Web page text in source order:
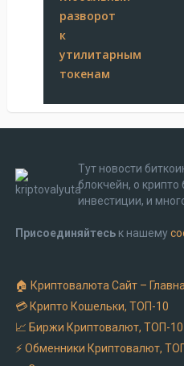
Тут новости
блокчейн, о
инвестиции, и
Присоединяйтесь к нашему
🏠 Криптовалюта Cайт –
💳 Крипто Кошельки, ТОП-10
📈 Биржи Криптовалют, ТОП-10
⚡ Обменники Криптовалют,